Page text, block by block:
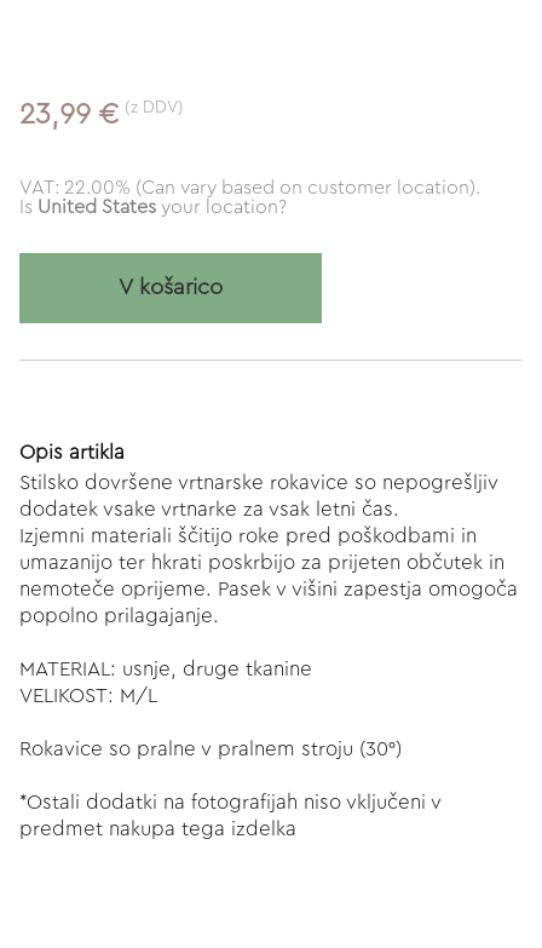
23,99 € (z DDV)
VAT: 22.00% (Can vary based on customer location).
Is United States your location?
V košarico
Opis artikla
Stilsko dovršene vrtnarske rokavice so nepogrešljiv
dodatek vsake vrtnarke za vsak letni čas.
Izjemni materiali ščitijo roke pred poškodbami in
umazanijo ter hkrati poskrbijo za prijeten občutek in
nemoteče oprijeme. Pasek v višini zapestja omogoča
popolno prilagajanje.
MATERIAL: usnje, druge tkanine
VELIKOST: M/L
Rokavice so pralne v pralnem stroju (30°)
*Ostali dodatki na fotografijah niso vključeni v
predmet nakupa tega izdelka